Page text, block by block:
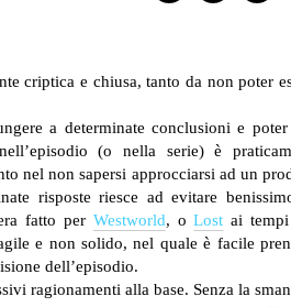
criptica e chiusa, tanto da non poter
a determinate conclusioni e poter
(o nella serie) è
nel non sapersi approcciarsi ad un
risposte riesce ad evitare
fatto per Westworld, oLost ai
e non solido, nel quale è facile
dell’episodio.
ragionamenti alla base. Senza la